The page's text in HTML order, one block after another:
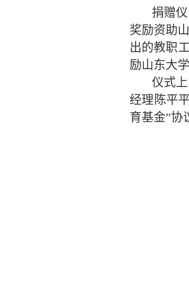
捐赠
奖励资助
出的教职
励山东大
仪式
经理陈平
育基金”协